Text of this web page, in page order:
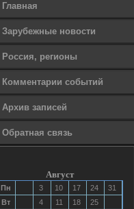
Главная
Зарубежные новости
Россия, регионы
Комментарии событий
Архив записей
Обратная связь
Август
Пн 3 10 17 24
31
Вт
4 11 18
25